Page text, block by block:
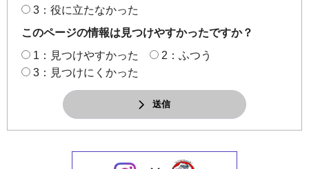
3：役に立たなかった
このページの情報は見つけやすかったですか？
1：見つけやすかった
2：ふつう
3：見つけにくかった
送信